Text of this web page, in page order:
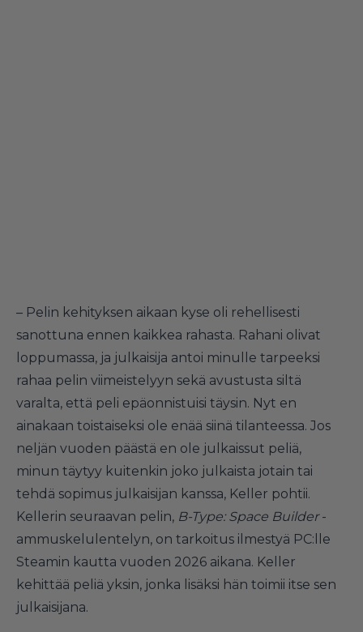
– Pelin kehityksen aikaan kyse oli rehellisesti
sanottuna ennen kaikkea rahasta. Rahani olivat
loppumassa, ja julkaisija antoi minulle tarpeeksi
rahaa pelin viimeistelyyn sekä avustusta siltä
varalta, että peli epäonnistuisi täysin. Nyt en
ainakaan toistaiseksi ole enää siinä tilanteessa. Jos
neljän vuoden päästä en ole julkaissut peliä,
minun täytyy kuitenkin joko julkaista jotain tai
tehdä sopimus julkaisijan kanssa, Keller pohtii.
Kellerin seuraavan pelin, B-Type: Space Builder-
ammuskelulentelyn, on tarkoitus ilmestyä PC:lle
Steamin kautta vuoden 2026 aikana. Keller
kehittää peliä yksin, jonka lisäksi hän toimii itse sen
julkaisijana.